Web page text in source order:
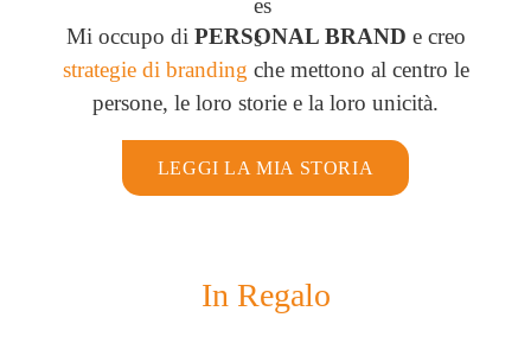
Mi occupo di PERSONAL BRAND e creo
strategie di branding che mettono al centro le
persone, le loro storie e la loro unicità.
LEGGI LA MIA STORIA
In Regalo